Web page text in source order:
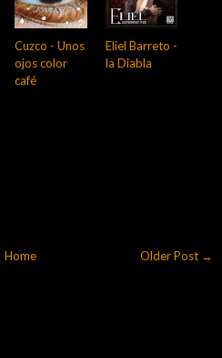
Cuzco - Unos
ojos color
café
Eliel Barreto -
la Diabla
Older Post →
Home